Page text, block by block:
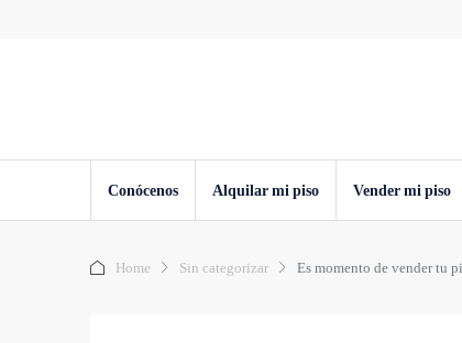
Conócenos Alquilar mi piso Vender mi piso
Home Sin categorizar Es momento de vender tu